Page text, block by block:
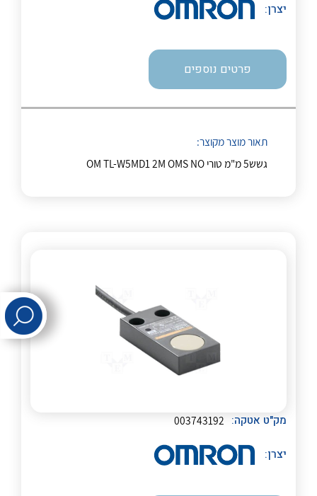
יצרן:
פרטים נוספים
תאור מוצר מקוצר:
גשש5 מ"מ טורי OM TL-W5MD1 2M OMS NO
מק"ט אטקה: 003743192
יצרן: